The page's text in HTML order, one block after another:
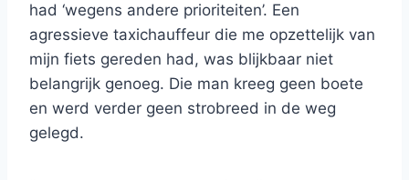
had ‘wegens andere prioriteiten’. Een
agressieve taxichauffeur die me opzettelijk van
mijn fiets gereden had, was blijkbaar niet
belangrijk genoeg. Die man kreeg geen boete
en werd verder geen strobreed in de weg
gelegd.